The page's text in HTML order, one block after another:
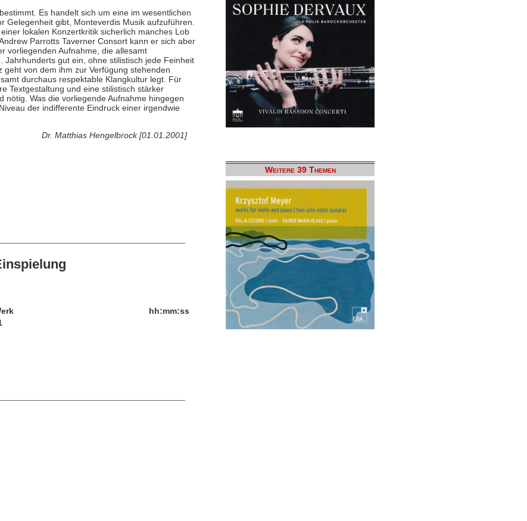
Es handelt sich um eine im wesentlichen
gibt, Monteverdis Musik aufzuführen.
lokalen Konzertkritik sicherlich manches Lob
Parrotts Taverner Consort kann er sich aber
vorliegenden Aufnahme, die allesamt
gut ein, ohne stilistisch jede Feinheit
von dem ihm zur Verfügung stehenden
durchaus respektable Klangkultur legt. Für
Textgestaltung und eine stilistisch stärker
nötig. Was die vorliegende Aufnahme hingegen
der indifferente Eindruck einer irgendwie
Dr. Matthias Hengelbrock [01.01.2001]
hh:mm:ss
Weitere 39 Themen